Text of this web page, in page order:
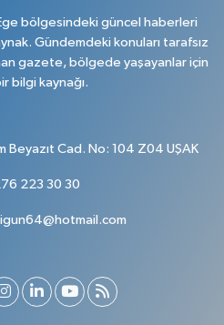
bölgesindeki güncel haberleri
Gündemdeki konuları tarafsız
gazete, bölgede yaşayanlar için
bilgi kaynağı.
Beyazıt Cad. No: 104 Z04 UŞAK
223 30 30